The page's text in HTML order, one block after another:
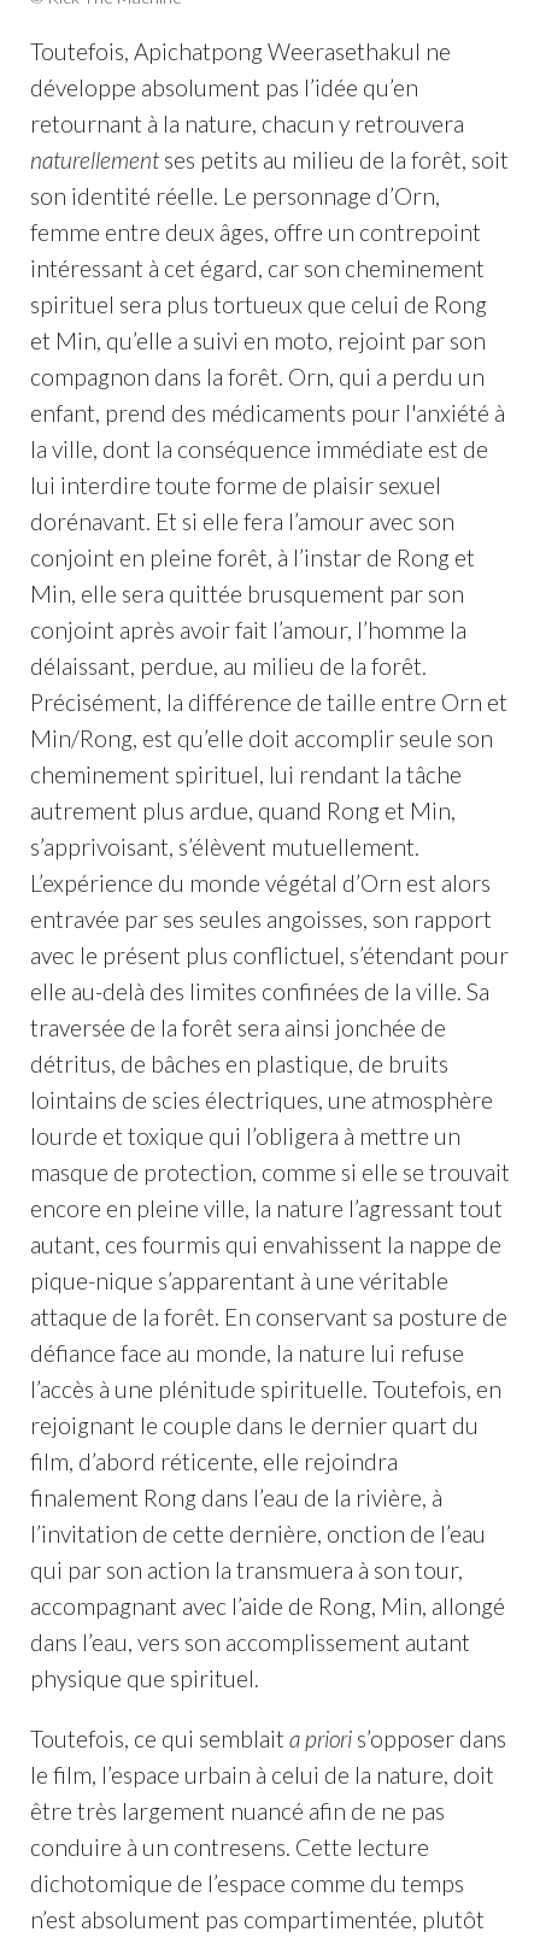
Toutefois, Apichatpong Weerasethakul ne
développe absolument pas l’idée qu’en
retournant à la nature, chacun y retrouvera
naturellementses petits au milieu de la forêt, soit
son identité réelle. Le personnage d’Orn,
femme entre deux âges, offre un contrepoint
intéressant à cet égard, car son cheminement
spirituel sera plus tortueux que celui de Rong
et Min, qu’elle a suivi en moto, rejoint par son
compagnon dans la forêt. Orn, qui a perdu un
enfant, prend des médicaments pour l'anxiété à
la ville, dont la conséquence immédiate est de
lui interdire toute forme de plaisir sexuel
dorénavant. Et si elle fera l’amour avec son
conjoint en pleine forêt, à l’instar de Rong et
Min, elle sera quittée brusquement par son
conjoint après avoir fait l’amour, l’homme la
délaissant, perdue, au milieu de la forêt.
Précisément, la différence de taille entre Orn et
Min/Rong, est qu’elle doit accomplir seule son
cheminement spirituel, lui rendant la tâche
autrement plus ardue, quand Rong et Min,
s’apprivoisant, s’élèvent mutuellement.
L’expérience du monde végétal d’Orn est alors
entravée par ses seules angoisses, son rapport
avec le présent plus conflictuel, s’étendant pour
elle au-delà des limites confinées de la ville. Sa
traversée de la forêt sera ainsi jonchée de
détritus, de bâches en plastique, de bruits
lointains de scies électriques, une atmosphère
lourde et toxique qui l’obligera à mettre un
masque de protection, comme si elle se trouvait
encore en pleine ville, la nature l’agressant tout
autant, ces fourmis qui envahissent la nappe de
pique-nique s’apparentant à une véritable
attaque de la forêt. En conservant sa posture de
défiance face au monde, la nature lui refuse
l’accès à une plénitude spirituelle. Toutefois, en
rejoignant le couple dans le dernier quart du
film, d’abord réticente, elle rejoindra
finalement Rong dans l’eau de la rivière, à
l’invitation de cette dernière, onction de l’eau
qui par son action la transmuera à son tour,
accompagnant avec l’aide de Rong, Min, allongé
dans l’eau, vers son accomplissement autant
physique que spirituel.
Toutefois, ce qui semblait a prioris’opposer dans
le film, l’espace urbain à celui de la nature, doit
être très largement nuancé afin de ne pas
conduire à un contresens. Cette lecture
dichotomique de l’espace comme du temps
n’est absolument pas compartimentée, plutôt